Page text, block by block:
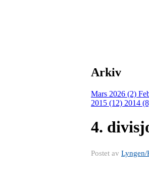
Arkiv
Mars 2026 (2)
2015 (12) 2014
4.
Postet av Lyngen/